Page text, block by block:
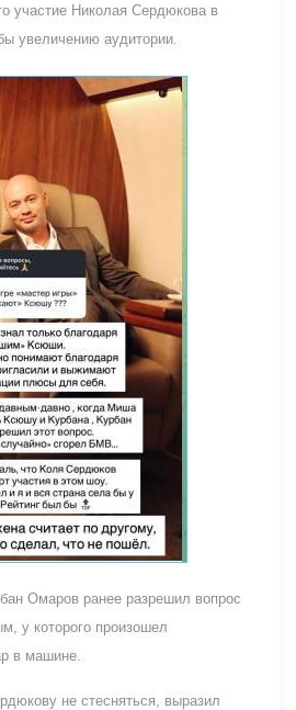
участие Николая Сердюкова в
увеличению аудитории.
Омаров ранее разрешил вопрос
у которого произошел
в машине.
не стесняться, выразил